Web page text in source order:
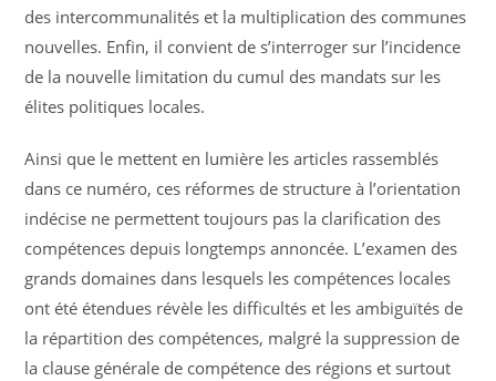
des intercommunalités et la multiplication des communes
nouvelles. Enfin, il convient de s’interroger sur l’incidence
de la nouvelle limitation du cumul des mandats sur les
élites politiques locales.
Ainsi que le mettent en lumière les articles rassemblés
dans ce numéro, ces réformes de structure à l’orientation
indécise ne permettent toujours pas la clarification des
compétences depuis longtemps annoncée. L’examen des
grands domaines dans lesquels les compétences locales
ont été étendues révèle les difficultés et les ambiguïtés de
la répartition des compétences, malgré la suppression de
la clause générale de compétence des régions et surtout